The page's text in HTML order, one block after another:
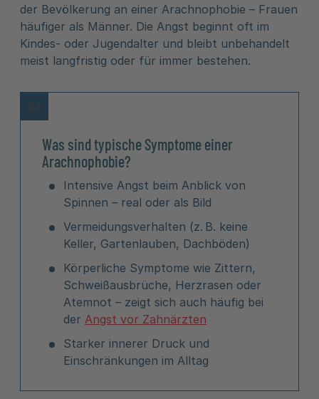
der Bevölkerung an einer Arachnophobie – Frauen
häufiger als Männer. Die Angst beginnt oft im
Kindes- oder Jugendalter und bleibt unbehandelt
meist langfristig oder für immer bestehen.
Was sind typische Symptome einer
Arachnophobie?
Intensive Angst beim Anblick von
Spinnen – real oder als Bild
Vermeidungsverhalten (z. B. keine
Keller, Gartenlauben, Dachböden)
Körperliche Symptome wie Zittern,
Schweißausbrüche, Herzrasen oder
Atemnot – zeigt sich auch häufig bei
der Angst vor Zahnärzten
Starker innerer Druck und
Einschränkungen im Alltag